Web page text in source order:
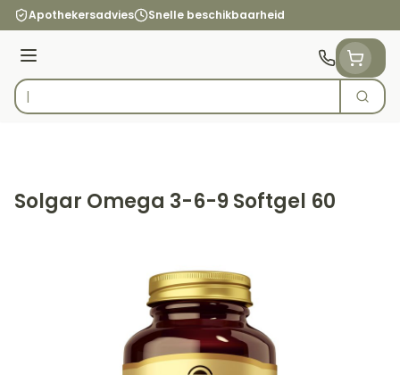
Ga naar de inhoud
Apothekersadvies Snelle beschikbaarheid
Menu
Product, merk, categorie...
Zoek
Solgar Omega 3-6-9 Softgel 60